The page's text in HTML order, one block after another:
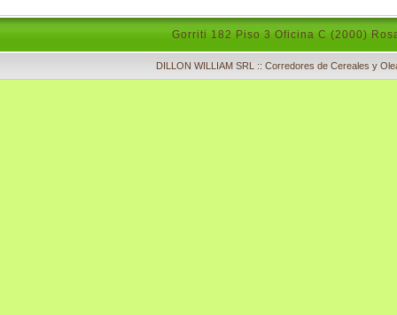
Gorriti 182 Piso 3 Oficina C (2000)
DILLON WILLIAM SRL :: Corredores de Cereales y